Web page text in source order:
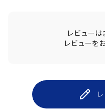
レビューは
レビューを